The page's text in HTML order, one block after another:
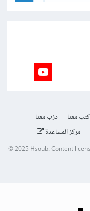
معنا
درّب معنا
مركز المساعدة
© 2025Hsoub.Content